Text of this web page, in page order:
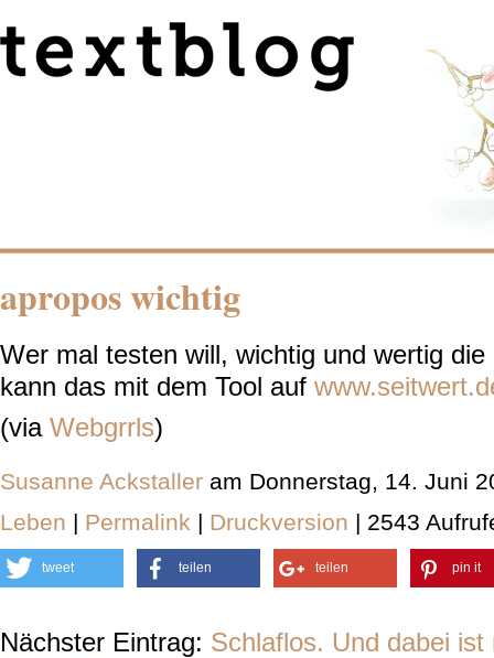
apropos wichtig
Wer mal testen will, wichtig und wertig
kann das mit dem Tool auf
(via Webgrrls)
Susanne Ackstaller am Donnerstag, 14. Juni
Leben | Permalink | Druckversion | 2543
tweet teilen teilen pin it
Nächster Eintrag: Schlaflos. Und dabei